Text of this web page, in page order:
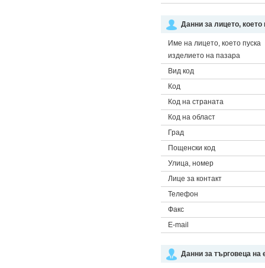
Данни за лицето,
Име на лицето, което пуска
изделието на пазара
Вид код
Код
Код на страната
Код на област
Град
Пощенски код
Улица, номер
Лице за контакт
Телефон
Факс
E-mail
Данни за търговеца на